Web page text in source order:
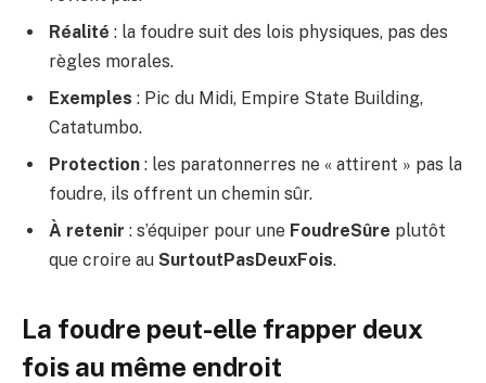
Réalité : la foudre suit des lois physiques, pas des
règles morales.
Exemples : Pic du Midi, Empire State Building,
Catatumbo.
Protection : les paratonnerres ne « attirent » pas la
foudre, ils offrent un chemin sûr.
À retenir : s’équiper pour une FoudreSûre plutôt
que croire au SurtoutPasDeuxFois.
La foudre peut-elle frapper deux
fois au même endroit